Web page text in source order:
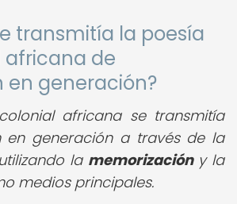
transmitía la poesía
africana de
en generación?
africana se transmitía
en generación a través de la
la memorizacióny la
medios principales.